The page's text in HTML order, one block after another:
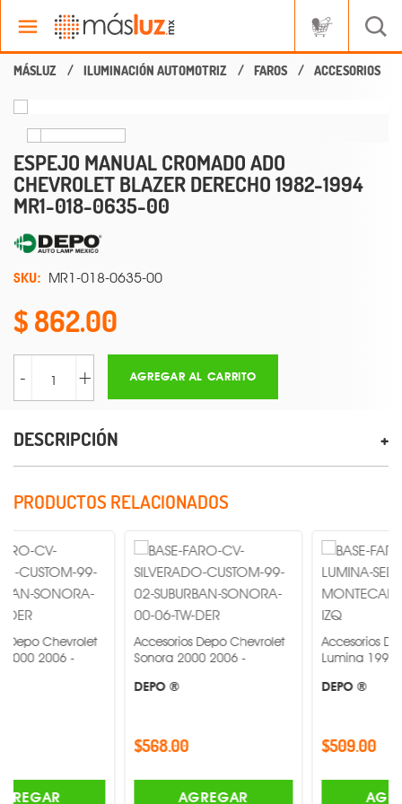
ILUMINACIÓN AUTOMOTRIZ FAROS ACCESORIOS
ESPEJO MANUAL CROMADO ADO
CHEVROLET BLAZER DERECHO 1982-1994
MR1-018-0635-00
SKU: MR1-018-0635-00
862.00
- + AGREGAR AL CARRITO
DESCRIPCIÓN
PRODUCTOS RELACIONADOS
-
Accesorios Depo Chevrolet
Sonora 2000 2006 -
AGREGAR
Accesorios Depo
Lumina 1995 2001 -
AGREGAR